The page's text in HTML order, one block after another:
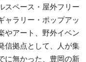
スペース・屋外フリー
ャラリー・ポップアッ
やアート、野外イベン
信拠点として、人が集
に無かった、豊岡の新